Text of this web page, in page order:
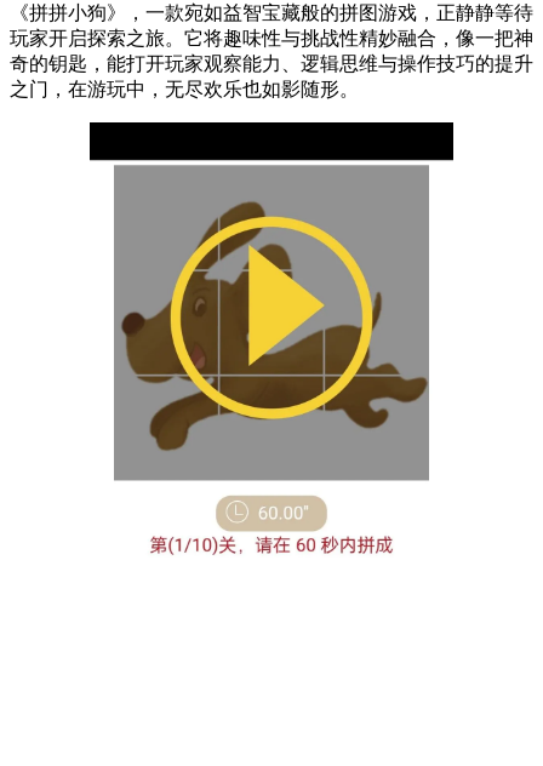
《拼拼小狗》，一款宛如益智宝藏般的拼图游戏，正静静等待
玩家开启探索之旅。它将趣味性与挑战性精妙融合，像一把神
奇的钥匙，能打开玩家观察能力、逻辑思维与操作技巧的提升
之门，在游玩中，无尽欢乐也如影随形。